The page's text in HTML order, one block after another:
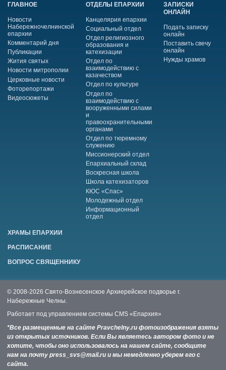
ГЛАВНОЕ
Новости
Набережночелнинской
епархии
Комментарий дня
Публикации
Жития святых
Новости митрополии
Церковные новости
Фоторепортажи
Видеосюжеты
ОТДЕЛЫ ЕПАРХИИ
Канцелярия епархии
Социальный отдел
Отдел религиозного
образования и
катехизации
Отдел по
взаимодействию с
казачеством
Отдел по культуре
Отдел по
взаимодействию с
вооруженными силами
и
правоохранительными
органами
Отдел по тюремному
служению
Миссионерский отдел
Епархиальный склад
Воскресная школа
Школа катехизаторов
КЮС «Спас»
Молодежный отдел
Информационный
отдел
ЗАПИСКИ
ОНЛАЙН
Подать записку
онлайн
Поставить свечу
онлайн
Нужды храмов
ХРАМЫ ЕПАРХИИ
РАСПИСАНИЕ
ВОПРОС СВЯЩЕННИКУ
© 2008-2026 Свято-Вознесенское Архиерейское подворье г.
Набережные Челны.
Работает под управлением системы CMS «Епархия»
*Все размещенные на сайте Pravchelny.ru фотоизображения взяты
из открытых источников. Если Вы являетесь автором фото и не
хотите, чтобы оно использовалось на нашем сайте, сообщите
нам на почту press_svs@mail.ru и мы немедленно уберем его с
сайта.